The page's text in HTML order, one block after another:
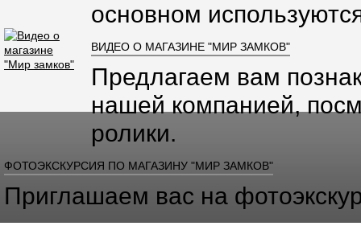
основном
ВИДЕО О МАГАЗИНЕ "МИР ЗАМКОВ"
Предлагаем вам
нашей компанией,
ролики.
ФОТОЭКСКУРСИЯ ПО МАГАЗИНУ "МИР ЗАМКОВ"
Приглашаем вас на